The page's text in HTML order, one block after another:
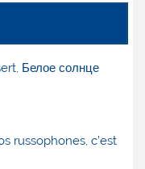
Белое солнце
russophones, c’est